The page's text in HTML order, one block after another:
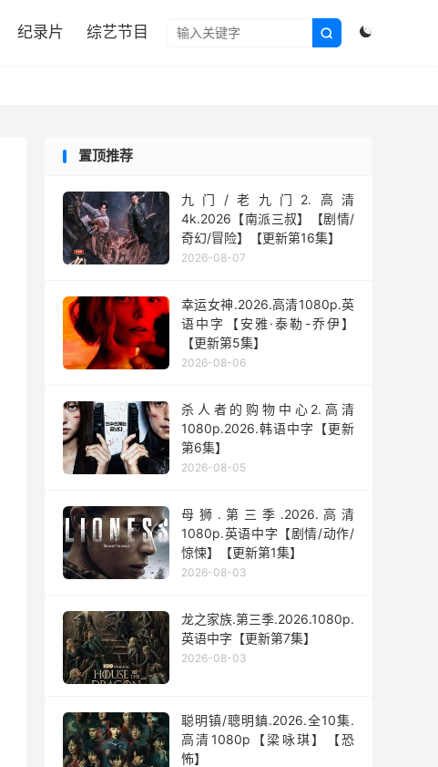


纪录片 综艺节目
置顶推荐
九门/老九门2.高清
4k.2026【南派三叔】【剧情/
奇幻/冒险】【更新第16集】
2026-08-07
幸运女神.2026.高清1080p.英
语中字【安雅·泰勒-乔伊】
【更新第5集】
2026-08-06
杀人者的购物中心2.高清
1080p.2026.韩语中字【更新
第6集】
2026-08-05
母狮.第三季.2026.高清
1080p.英语中字【剧情/动作/
惊悚】【更新第1集】
2026-08-03
龙之家族.第三季.2026.1080p.
英语中字【更新第7集】
2026-08-03
聪明镇/聰明鎮.2026.全10集.
高清1080p【梁咏琪】【恐
怖】